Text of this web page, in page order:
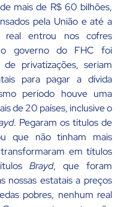
mais de R$ 60 bilhões,
pela União e até a
real entrou nos cofres
governo do FHC foi
privatizações, seriam
para pagar a dívida
período houve uma
de 20 países, inclusive o
. Pegaram os títulos de
que não tinham mais
em títulos
Brayd, que foram
nossas estatais a preços
pobres, nenhum real